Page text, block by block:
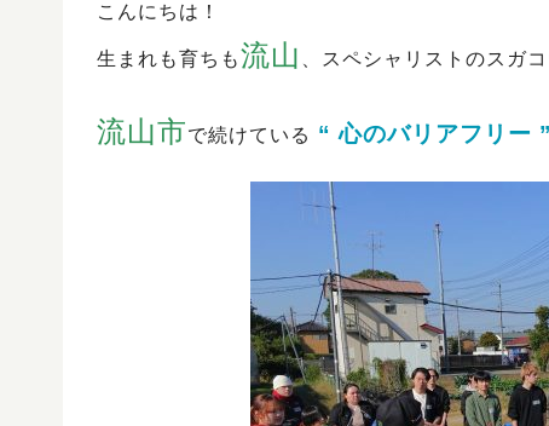
こんにちは！
生まれも育ちも流山 、スペシャリストのスガ
流山市で続けている “ 心のバリアフリー ”